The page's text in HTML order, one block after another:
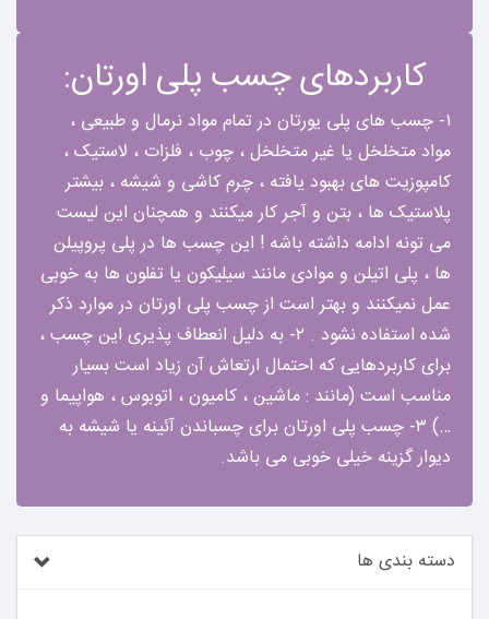
کاربردهای چسب پلی اورتان:
۱- چسب های پلی یورتان در تمام مواد نرمال و طبیعی ،
مواد متخلخل یا غیر متخلخل ، چوب ، فلزات ، لاستیک ،
کامپوزیت های بهبود یافته ، چرم کاشی و شیشه ، بیشتر
پلاستیک ها ، بتن و آجر کار میکنند و همچنان این لیست
می تونه ادامه داشته باشه ! این چسب ها در پلی پروپیلن
ها ، پلی اتیلن و موادی مانند سیلیکون یا تفلون ها به خوبی
عمل نمیکنند و بهتر است از چسب پلی اورتان در موارد ذکر
شده استفاده نشود . ۲- به دلیل انعطاف پذیری این چسب ،
برای کاربردهایی که احتمال ارتعاش آن زیاد است بسیار
مناسب است (مانند : ماشین ، کامیون ، اتوبوس ، هواپیما و
…) ۳- چسب پلی اورتان برای چسباندن آئینه یا شیشه به
دیوار گزینه خیلی خوبی می باشد.
دسته بندی ها